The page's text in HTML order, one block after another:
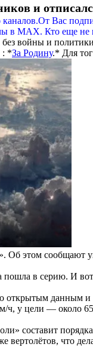
и
Вас
в МАХ. Кто еще
войны и
: *За Родину.* Для
Об этом сообщают
в серию. И
данным и
ч, у цели — около
составит
вертолётов, что